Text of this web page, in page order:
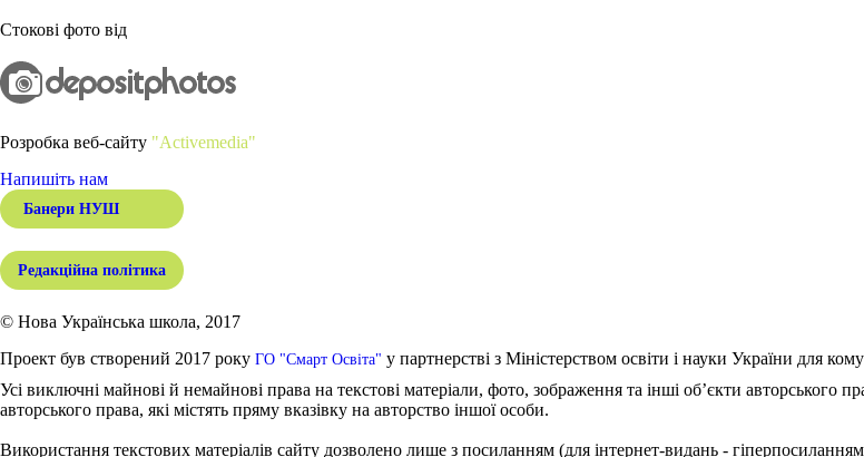
Стокові фото від
Розробка веб-сайту "Activemedia"
Напишіть нам
Банери НУШ
Редакційна політика
© Нова Українська школа, 2017
Проект був створений 2017 року ГО "Смарт Освіта" у партнерстві з Міністерством освіти і науки України для
Усі виключні майнові й немайнові права на текстові матеріали, фото, зображення та інші об’єкти авторського
авторського права, які містять пряму вказівку на авторство іншої особи.
Використання текстових матеріалів сайту дозволено лише з посиланням (для інтернет-видань -